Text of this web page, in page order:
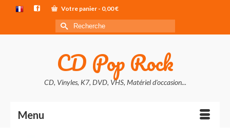
Votre panier - 0,00€
Rechercher :
CD Pop Rock
CD, Vinyles, K7, DVD, VHS, Matériel d'occasion...
Menu